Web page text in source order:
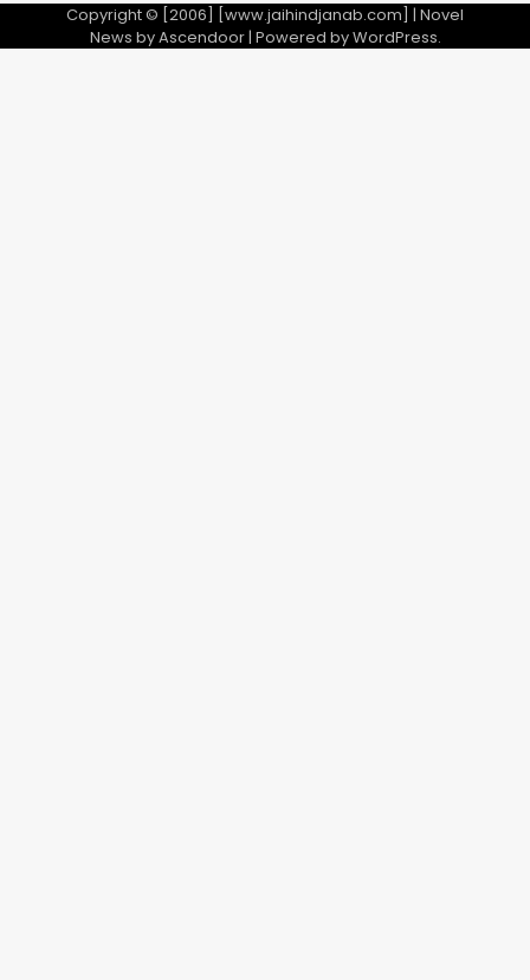
Copyright © [2006] [www.jaihindjanab.com] | Novel
News byAscendoor| Powered byWordPress.